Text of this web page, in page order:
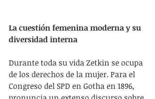
La cuestión femenina moderna y su
diversidad interna
Durante toda su vida Zetkin se ocupa
de los derechos de la mujer. Para el
Congreso del SPD en Gotha en 1896,